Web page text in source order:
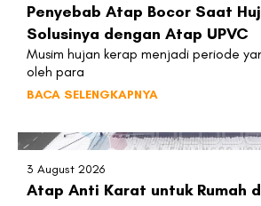
Penyebab Atap Bocor Saat
Solusinya dengan Atap UPVC
Musim hujan kerap menjadi periode
oleh para
BACA SELENGKAPNYA
3 August 2026
Atap Anti Karat untuk Rumah